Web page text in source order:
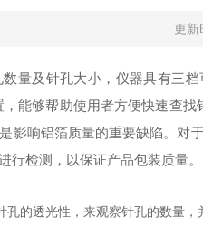
更新
量及针孔大小，仪器具有三
能够帮助使用者方便快速查
影响铝箔质量的重要缺陷。对
行检测，以保证产品包装质量。
透光性，来观察针孔的数量，